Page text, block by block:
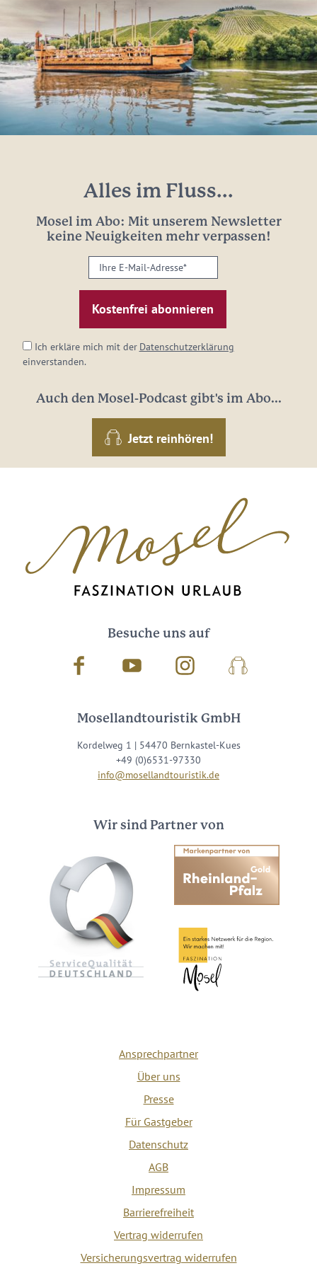
Alles im Fluss...
Mosel im Abo: Mit unserem Newsletter
keine Neuigkeiten mehr verpassen!
Ihre
E-
Mail-
Adresse:
Ich erkläre mich mit der Datenschutzerklärung
einverstanden.
Auch den Mosel-Podcast gibt's im Abo...
Jetzt reinhören!
Besuche uns auf
Facebook Youtube InstagramPodcast
Mosellandtouristik GmbH
Kordelweg 1 | 54470 Bernkastel-Kues
+49 (0)6531-97330
info@mosellandtouristik.de
Wir sind Partner von
Ansprechpartner
Über uns
Presse
Für Gastgeber
Datenschutz
AGB
Impressum
Barrierefreiheit
Vertrag widerrufen
Versicherungsvertrag widerrufen